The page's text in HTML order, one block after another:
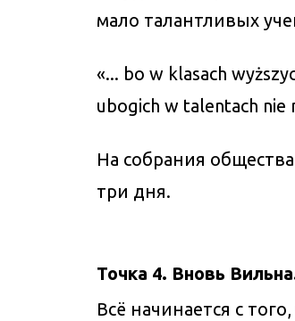
мало талантливых
«... bo w klasach
ubogich w talentach nie
На собрания
три дня.
Точка 4. Вновь
Всё начинается с